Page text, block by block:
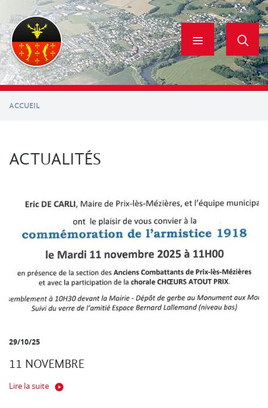
contenu
principal
ACCUEIL
ACTUALITÉS
29/10/25
11 NOVEMBRE
Lire la suite